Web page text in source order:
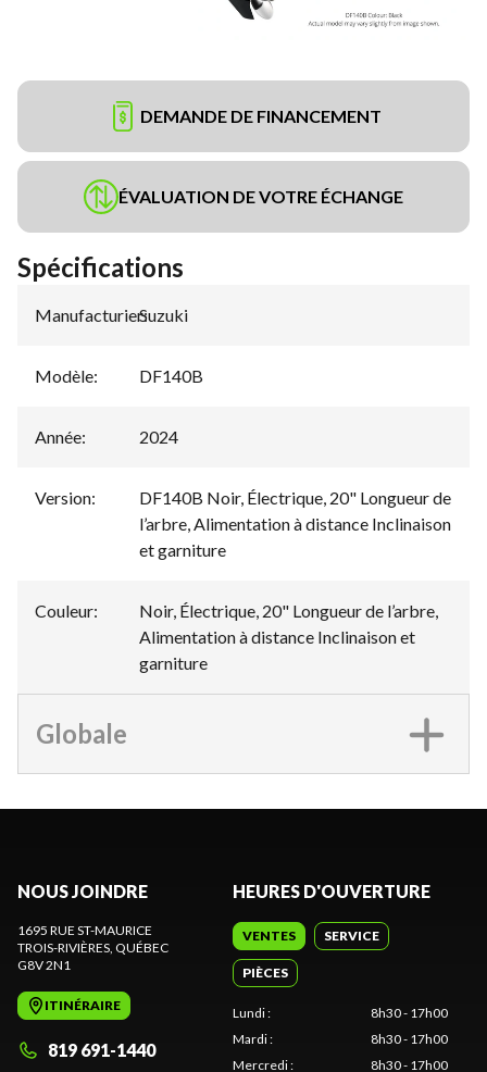
DEMANDE DE FINANCEMENT
ÉVALUATION DE VOTRE ÉCHANGE
Spécifications
Manufacturier:
Suzuki
Modèle: DF140B
Année: 2024
Version:
DF140B Noir, Électrique, 20" Longueur de
l’arbre, Alimentation à distance Inclinaison
et garniture
Couleur:
Noir, Électrique, 20" Longueur de l’arbre,
Alimentation à distance Inclinaison et
garniture
Globale
NOUS JOINDRE
1695 RUE ST-MAURICE
TROIS-RIVIÈRES, QUÉBEC
G8V 2N1
ITINÉRAIRE
819 691-1440
HEURES D'OUVERTURE
VENTES SERVICE
PIÈCES
Lundi:
8h30 - 17h00
Mardi:
8h30 - 17h00
Mercredi: 8h30 - 17h00